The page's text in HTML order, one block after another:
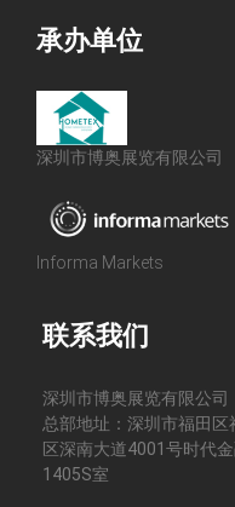
承办单位
深圳市博奥展览有限公司
Informa Markets
联系我们
深圳市博奥展览有限公司
总部地址：深圳市福田区
区深南大道4001号时代
1405S室